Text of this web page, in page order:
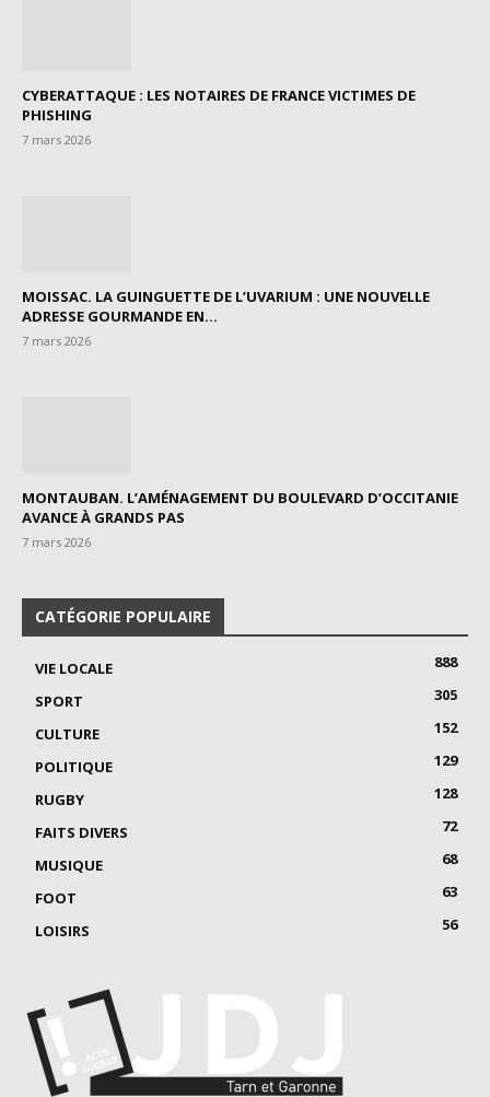
CYBERATTAQUE : LES NOTAIRES DE FRANCE VICTIMES DE
PHISHING
7 mars 2026
MOISSAC. LA GUINGUETTE DE L’UVARIUM : UNE NOUVELLE
ADRESSE GOURMANDE EN...
7 mars 2026
MONTAUBAN. L’AMÉNAGEMENT DU BOULEVARD D’OCCITANIE
AVANCE À GRANDS PAS
7 mars 2026
CATÉGORIE POPULAIRE
VIE LOCALE
888
SPORT
305
CULTURE
152
POLITIQUE
129
RUGBY
128
FAITS DIVERS
72
MUSIQUE
68
FOOT
63
LOISIRS
56